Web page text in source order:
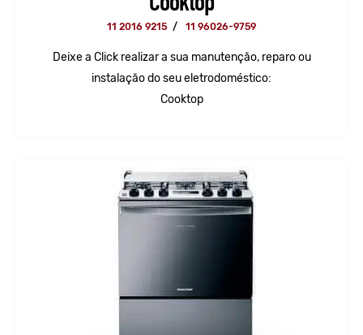
11 2016 9215 / 11 96026-9759
Deixe a Click realizar a sua manutenção, reparo ou
instalação do seu eletrodoméstico:
Cooktop